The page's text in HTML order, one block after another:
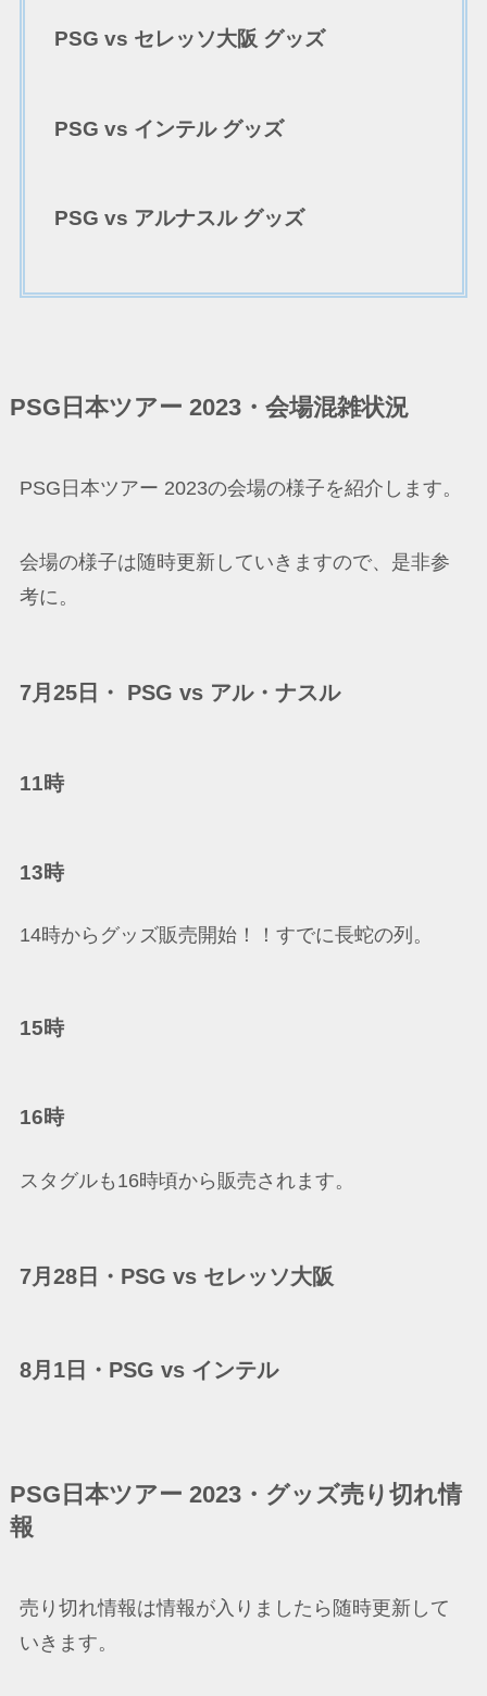
PSG vs セレッソ大阪 グッズ
PSG vs インテル グッズ
PSG vs アルナスル グッズ
PSG日本ツアー 2023・会場混雑状況
PSG日本ツアー 2023の会場の様子を紹介します。
会場の様子は随時更新していきますので、是非参
考に。
7月25日・ PSG vs アル・ナスル
11時
13時
14時からグッズ販売開始！！すでに長蛇の列。
15時
16時
スタグルも16時頃から販売されます。
7月28日・PSG vs セレッソ大阪
8月1日・PSG vs インテル
PSG日本ツアー 2023・グッズ売り切れ情
報
売り切れ情報は情報が入りましたら随時更新して
いきます。